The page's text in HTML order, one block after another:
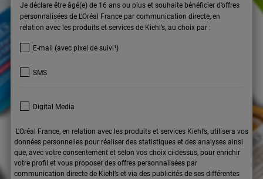
Je déclare être âgé(e) de 16 ans ou plus et souhaite bénéficier d’offres
personnalisées de L’Oréal France par communication directe, en
relation avec les produits et services de Kiehl’s, au choix par :
E-mail (avec pixel de suivi¹)
SMS
Digital Media
L'Oréal France, en relation avec les produits et services Kiehl’s, utilisera vos
données personnelles pour réaliser des statistiques et des analyses ainsi
que, avec votre consentement et selon vos choix ci-dessus, pour enrichir
votre profil et vous proposer des offres personnalisées par
communication directe de Kiehl’s et via des publicités de ses différentes